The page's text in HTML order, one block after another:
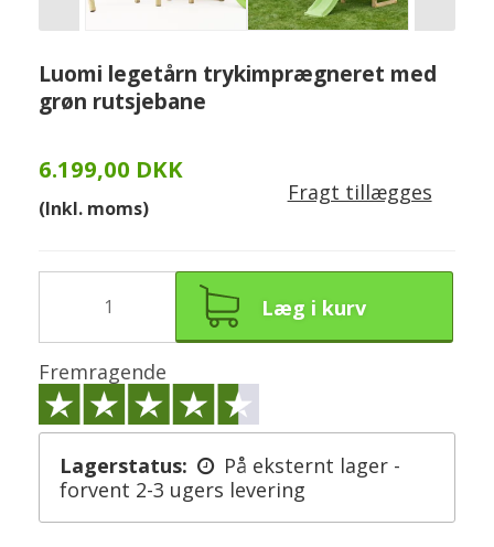
Luomi legetårn trykimprægneret med
grøn rutsjebane
6.199,00 DKK
(Inkl. moms)
Fragt tillægges
Læg i kurv
Fremragende
Lagerstatus:
På eksternt lager -
forvent 2-3 ugers levering